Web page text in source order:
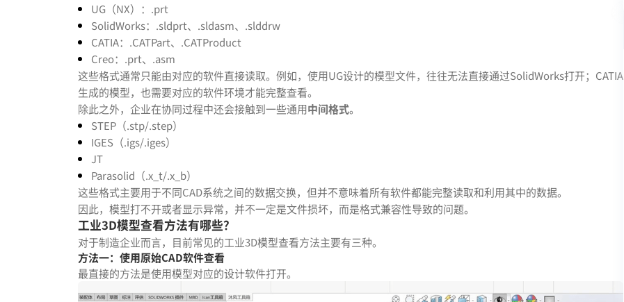
UG（NX）：.prt
SolidWorks：.sldprt、.sldasm、.slddrw
CATIA：.CATPart、.CATProduct
Creo：.prt、.asm
这些格式通常只能由对应的软件直接读取。例如，使用UG设计的模型文件，往往无法直接通过SolidWorks打开；CATIA
生成的模型，也需要对应的软件环境才能完整查看。
除此之外，企业在协同过程中还会接触到一些通用中间格式。
STEP（.stp/.step）
IGES（.igs/.iges）
JT
Parasolid（.x_t/.x_b）
这些格式主要用于不同CAD系统之间的数据交换，但并不意味着所有软件都能完整读取和利用其中的数据。
因此，模型打不开或者显示异常，并不一定是文件损坏，而是格式兼容性导致的问题。
工业3D模型查看方法有哪些？
对于制造企业而言，目前常见的工业3D模型查看方法主要有三种。
方法一：使用原始CAD软件查看
最直接的方法是使用模型对应的设计软件打开。